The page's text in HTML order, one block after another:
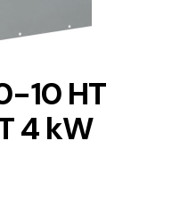
10 HT
4 kW